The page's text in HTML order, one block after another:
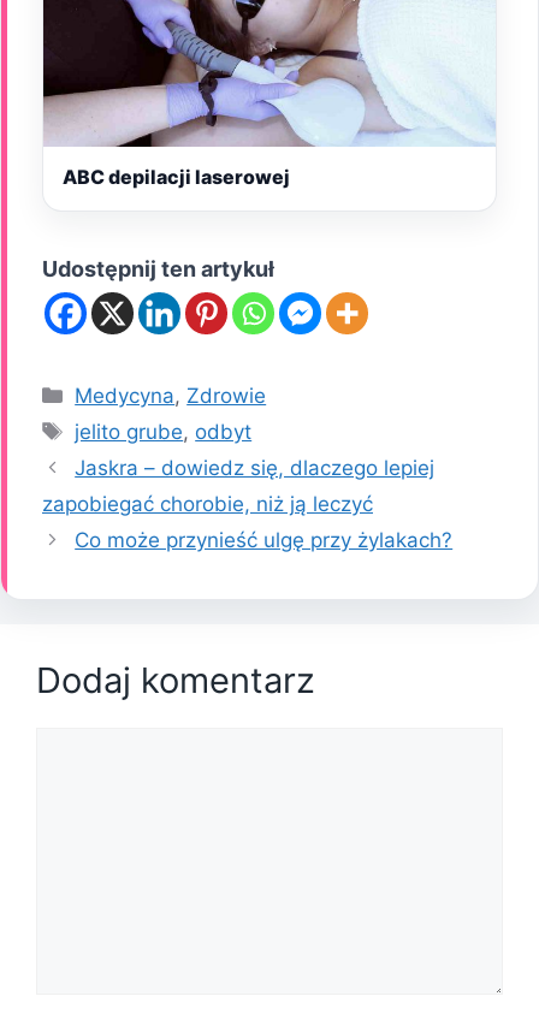
ABC depilacji laserowej
Udostępnij ten artykuł
Kategorie
Medycyna, Zdrowie
Tagi
jelito grube, odbyt
Jaskra – dowiedz się, dlaczego lepiej
zapobiegać chorobie, niż ją leczyć
Co może przynieść ulgę przy żylakach?
Dodaj komentarz